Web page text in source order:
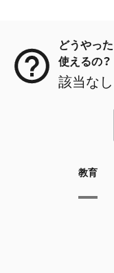
どうやっ
使えるの？
該当なし
教育